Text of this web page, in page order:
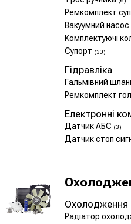
Ремкомплект
Вакуумний насос
Комплектуючі
Супорт (30)
Гідравліка
Гальмівний
Ремкомплект
Електронні
Датчик АБС (3)
Датчик стоп
Охолодження
Радіатор